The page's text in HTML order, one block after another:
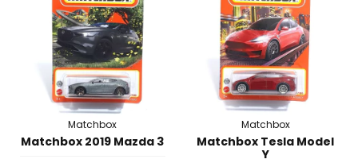
Matchbox
Matchbox 2019 Mazda 3
Matchbox
Matchbox Tesla Model
Y